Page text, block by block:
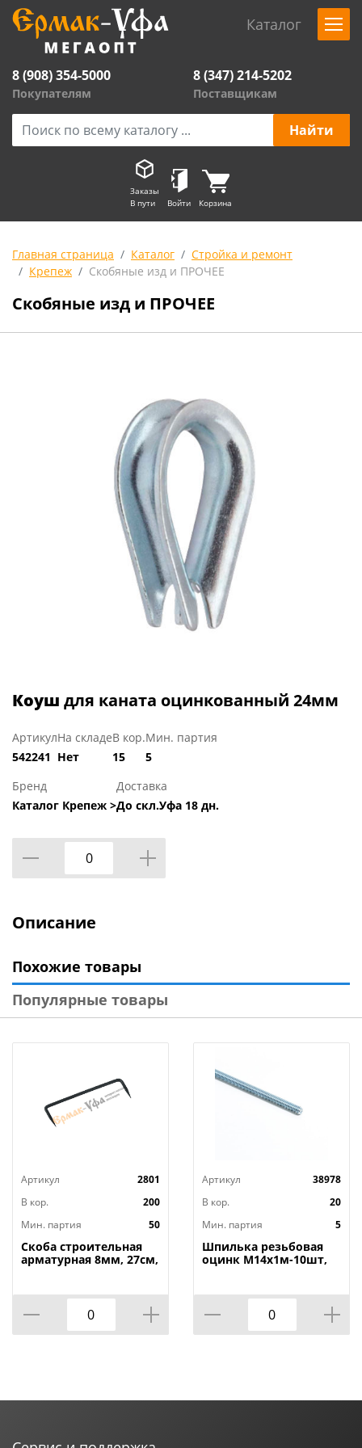
Каталог
8 (908) 354-5000
Покупателям
8 (347) 214-5202
Поставщикам
Заказы
В пути
Войти Корзина
Главная страница Каталог
Стройка и ремонт
Крепеж
Скобяные изд и ПРОЧЕЕ
Скобяные изд и ПРОЧЕЕ
Коуш для каната оцинкованный 24мм
Артикул
542241
На складе
Нет
В кор.
15
Мин. партия
5
Бренд
Каталог Крепеж >
Доставка
До скл.Уфа 18 дн.
Описание
Похожие товары
Популярные товары
Артикул
2801
В кор.
200
Мин. партия
50
Скоба строительная
арматурная 8мм, 27см,
Артикул
38978
В кор.
20
Мин. партия
5
Шпилька резьбовая
оцинк М14х1м-10шт,